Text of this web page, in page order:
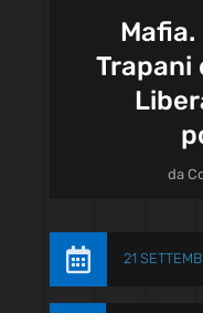
Trapani
da
 21